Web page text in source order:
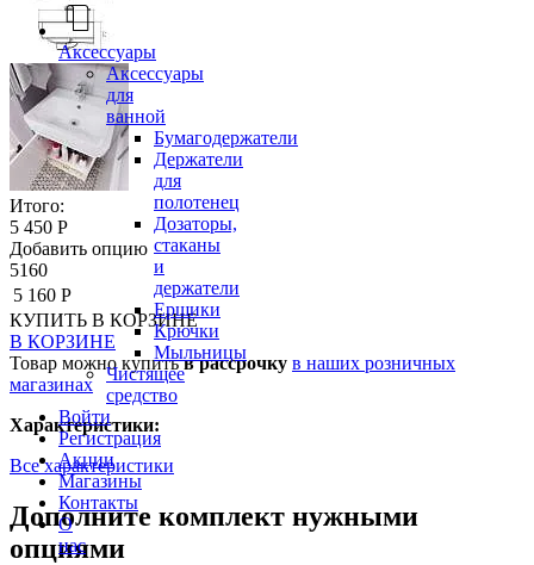
Аксессуары
Аксессуары
для
ванной
Бумагодержатели
Держатели
для
полотенец
Дозаторы,
стаканы
и
держатели
Ершики
Крючки
Мыльницы
Чистящее
средство
Войти
Регистрация
Акции
Магазины
Контакты
О
нас
Итого:
5 450 Р
Добавить опцию
5160
5 160 Р
КУПИТЬ В КОРЗИНЕ
В КОРЗИНЕ
Товар можно купитьв рассрочку в наших розничных
магазинах
Характеристики:
Все характеристики
Дополните комплект нужными
опциями